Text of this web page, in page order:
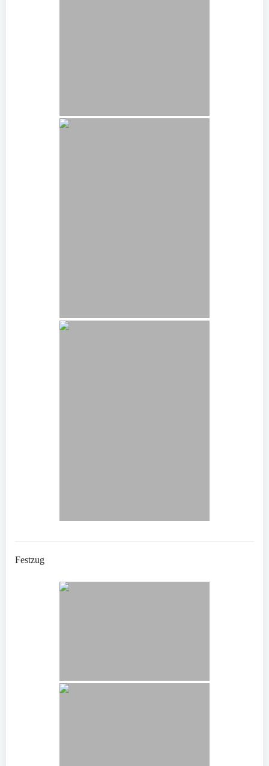
Festzug